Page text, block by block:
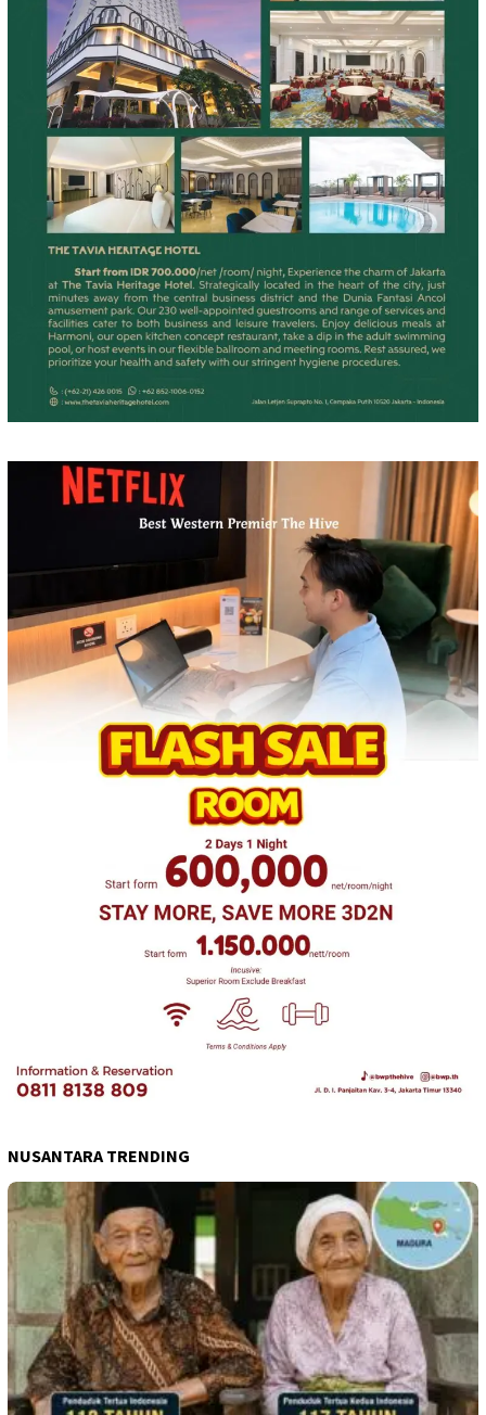
NUSANTARA TRENDING